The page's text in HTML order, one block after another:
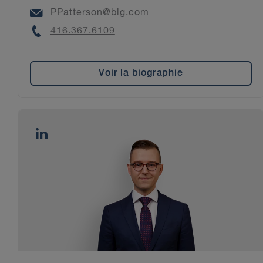
Email
PPatterson@blg.com
Phone
416.367.6109
Voir la biographie